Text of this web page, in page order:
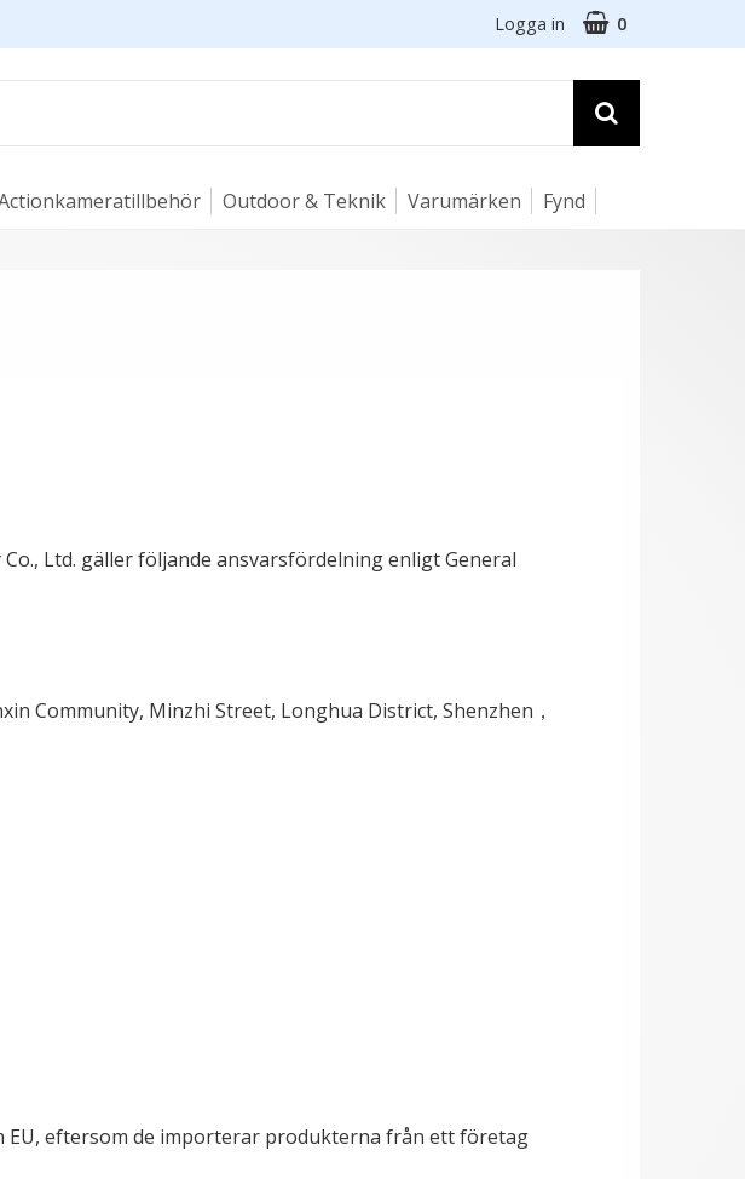
Logga in 0
Outdoor & Teknik Varumärken Fynd
Ltd. gäller följande ansvarsfördelning enligt General
Community, Minzhi Street, Longhua District, Shenzhen，
EU, eftersom de importerar produkterna från ett företag